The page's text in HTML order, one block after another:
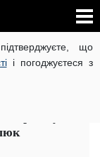
що
і погоджуєтеся з
В УКРАЇНІ
НА РУССКОМ